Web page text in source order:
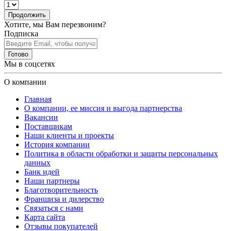
Продолжить
Хотите, мы Вам перезвоним?
Подписка
Готово
Мы в соцсетях
О компании
Главная
О компании, ее миссия и выгода партнерства
Вакансии
Поставщикам
Наши клиенты и проекты
История компании
Политика в области обработки и защиты персональных
данных
Банк идей
Наши партнеры
Благотворительность
Франшиза и дилерство
Связаться с нами
Карта сайта
Отзывы покупателей